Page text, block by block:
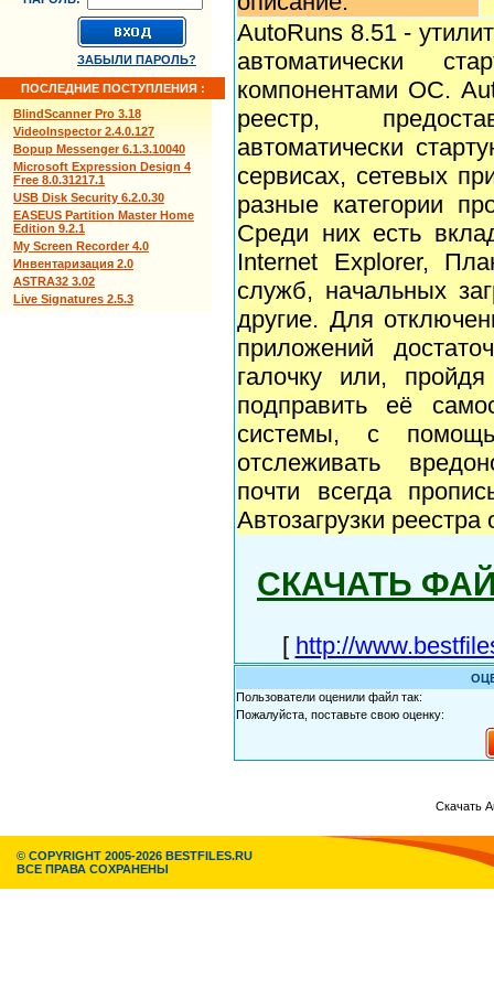
ЗАБЫЛИ ПАРОЛЬ?
ПОСЛЕДНИЕ ПОСТУПЛЕНИЯ :
BlindScanner Pro 3.18
VideoInspector 2.4.0.127
Bopup Messenger 6.1.3.10040
Microsoft Expression Design 4
Free 8.0.31217.1
USB Disk Security 6.2.0.30
EASEUS Partition Master Home
Edition 9.2.1
My Screen Recorder 4.0
Инвентаризация 2.0
ASTRA32 3.02
Live Signatures 2.5.3
AutoRuns 8.51 -
автоматически
компонентами ОС.
реестр,
автоматически
сервисах, сетевых
разные категории
Среди них есть
Internet Explorer,
служб, начальных
другие. Для
приложений
галочку или,
подправить её
системы, с
отслеживать
почти всегда
Автозагрузки
СКАЧАТЬ
[ http://
Пользователи оценили файл так:
Пожалуйста, поставьте свою оценку:
Скачать
© COPYRIGHT 2005-2026 BESTFILES.RU
ВСЕ ПРАВА СОХРАНЕНЫ